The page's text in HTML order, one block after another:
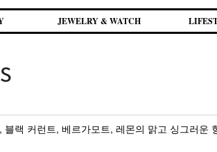
JEWELRY & WATCH
랙 커런트, 베르가모트, 레몬의 맑고 싱그러